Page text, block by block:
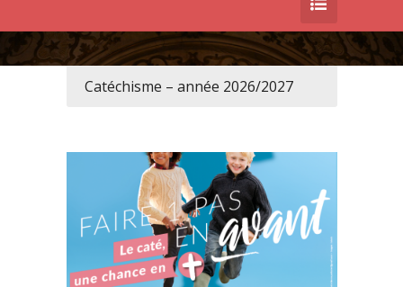
Catéchisme – année 2026/2027